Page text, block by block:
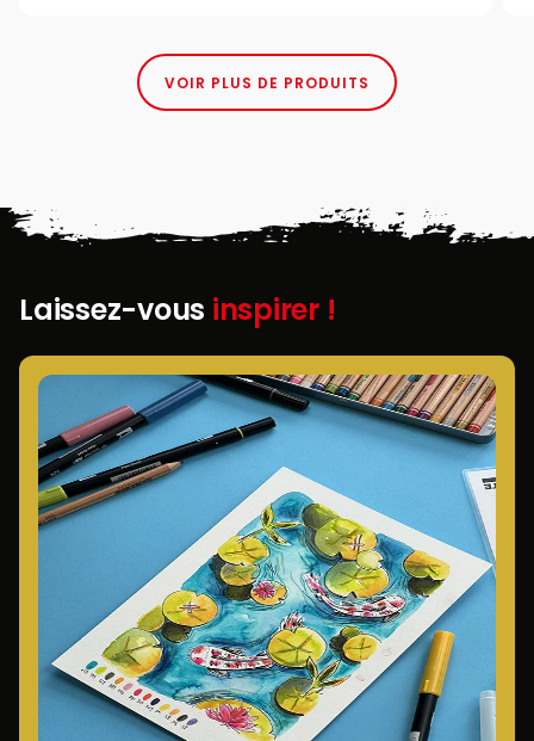
VOIR PLUS DE PRODUITS
Laissez-vous inspirer !